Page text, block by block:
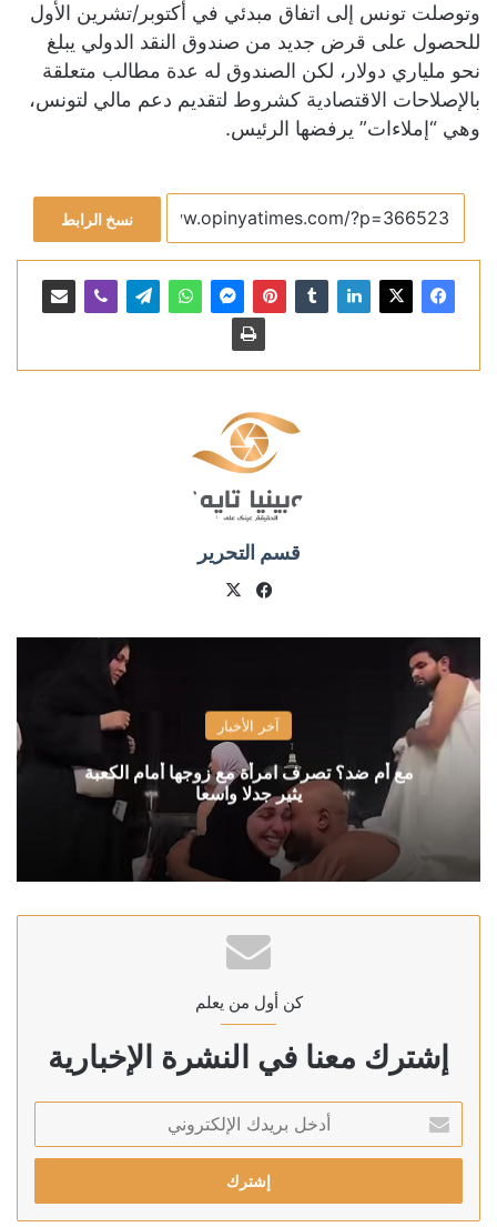
وتوصلت تونس إلى اتفاق مبدئي في أكتوبر/تشرين الأول
للحصول على قرض جديد من صندوق النقد الدولي يبلغ
نحو ملياري دولار، لكن الصندوق له عدة مطالب متعلقة
بالإصلاحات الاقتصادية كشروط لتقديم دعم مالي لتونس،
وهي “إملاءات” يرفضها الرئيس.
نسخ الرابط
قسم التحرير
فيسبوك
آخر الأخبار
مع أم ضد؟ تصرف امرأة مع زوجها أمام الكعبة
يثير جدلا واسعا
كن أول من يعلم
إشترك معنا في النشرة الإخبارية
بريدك
الإلكتروني